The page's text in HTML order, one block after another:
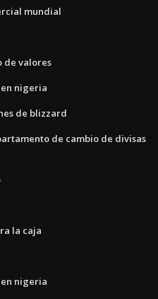
mundial
de valores
nigeria
de blizzard
de cambio de divisas
la caja
nigeria